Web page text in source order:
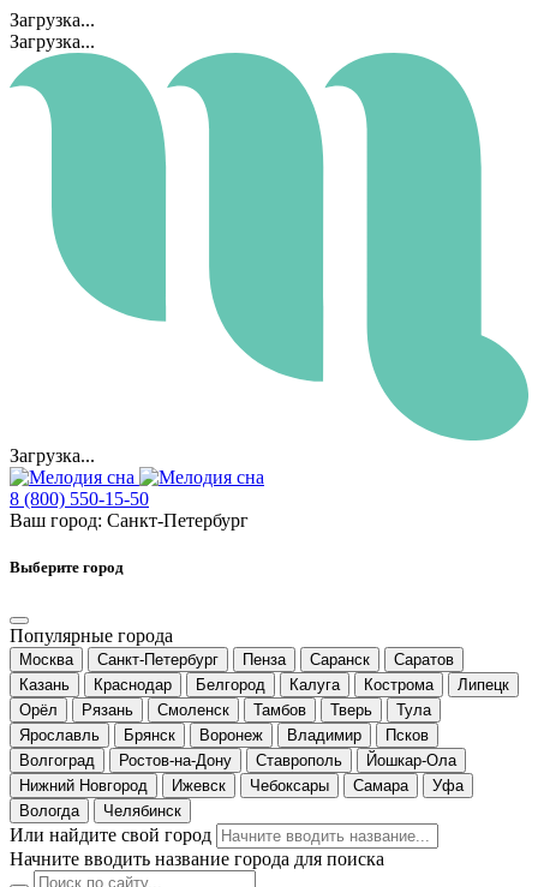
Загрузка...
Загрузка...
Загрузка...
8 (800) 550-15-50
Ваш город: Санкт-Петербург
Выберите город
Популярные города
Москва Санкт-Петербург Пенза Саранск
Саратов
Казань
Краснодар Белгород Калуга Кострома
Липецк
Орёл
Рязань Смоленск Тамбов Тверь
Тула
Ярославль
Брянск Воронеж Владимир
Псков
Волгоград
Ростов-на-Дону Ставрополь
Йошкар-Ола
Нижний Новгород
Ижевск Чебоксары Самара
Уфа
Вологда
Челябинск
Или найдите свой город
Начните вводить название города для поиска